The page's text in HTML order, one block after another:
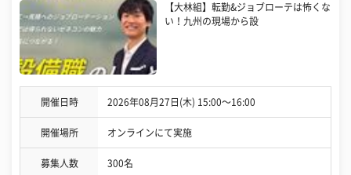
【大林組】転勤&ジョブローテは怖くな
い！九州の現場から設
開催日時 2026年08月27日(木) 15:00〜16:00
開催場所 オンラインにて実施
募集人数 300名